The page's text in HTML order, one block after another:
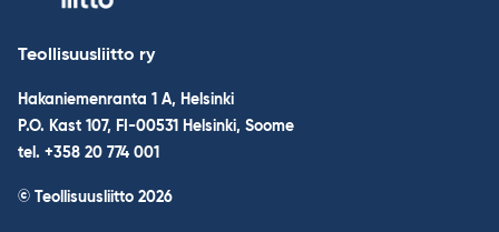
Teollisuusliitto ry
Hakaniemenranta 1 A, Helsinki
P.O. Kast 107, FI-00531 Helsinki, Soome
tel. +358 20 774 001
© Teollisuusliitto 2026